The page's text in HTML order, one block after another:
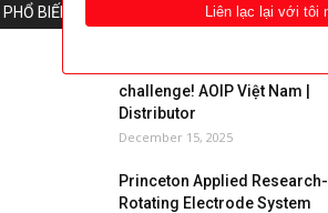
PHỔ BIẾN
challenge! AOIP Việt Nam |
Distributor
December 15, 2025
Princeton Applied Research-
Rotating Electrode System